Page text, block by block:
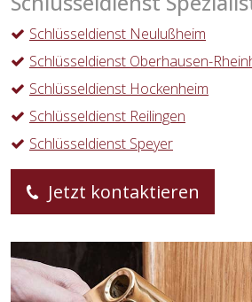
Schlüsseldienst Neulußheim
Schlüsseldienst Oberhausen-
Schlüsseldienst Hockenheim
Schlüsseldienst Reilingen
Schlüsseldienst Speyer
Jetzt kontaktieren